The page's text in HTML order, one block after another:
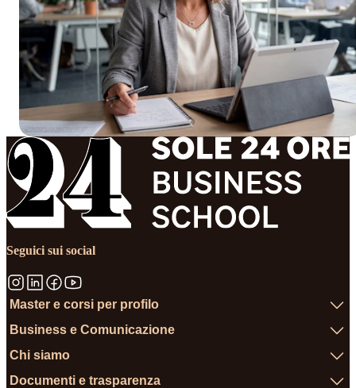
Seguici sui social
Master e corsi per profilo
Business e Comunicazione
Chi siamo
Documenti e trasparenza